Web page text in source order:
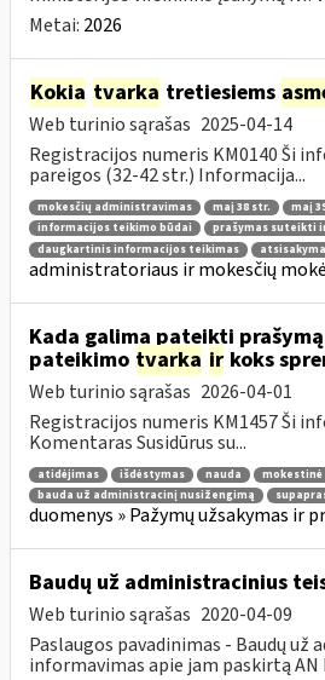
Metai: 2026
Kokia tvarka tretiesiems
Web turinio sąrašas 2025-04-14
Registracijos numeris KM0140 Ši
pareigos (32-42 str.) Informacija...
mokesčių administravimas maį 38 str. maį
informacijos teikimo būdai
prašymas suteikti
daugkartinis informacijos teikimas
administratoriaus ir mokesčių
Kada galima pateikti
pateikimo tvarka irkoks
Web turinio sąrašas 2026-04-01
Registracijos numeris KM1457 Ši
Komentaras Susidūrus su...
atidėjimas išdėstymas nauda mokestinė
bauda už administracinį nusižengimą
duomenys » Pažymų užsakymas
Baudų už administracinius
Web turinio sąrašas 2020-04-09
Paslaugos pavadinimas - Baudų
informavimas apie jam paskirtą AN